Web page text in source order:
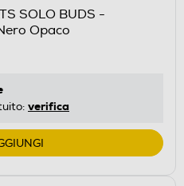
SOLO BUDS -
Opaco
verifica